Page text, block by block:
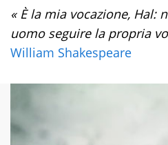
« È la mia vocazione, Hal:
uomo seguire la propria
William Shakespeare